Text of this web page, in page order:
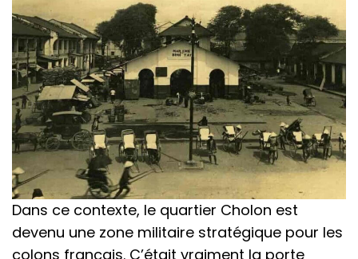
Dans ce contexte, le quartier Cholon est
devenu une zone militaire stratégique pour les
colons français. C’était vraiment la porte